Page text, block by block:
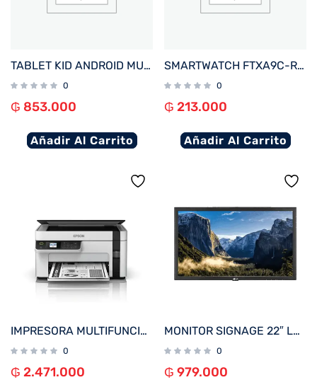
TABLET KID ANDROID MULTILASER NB624 QC/64GB/4G/7″/ROSA PRINCESAS DISNEY
0
₲ 853.000
Añadir Al Carrito
SMARTWATCH FTXA9C-RR 46MM ROJO ANDROID/IOS/BT/FREC. CARD
0
₲ 213.000
Añadir Al Carrito
IMPRESORA MULTIFUNCIONAL EPSON M2120 ECOTANK IMP/COP/SCA/WIFI/USB/BIVOLT
0
₲ 2.471.000
MONITOR SIGNAGE 22″ LG 22SM3B FHD/USB/HDMI
0
₲ 979.000